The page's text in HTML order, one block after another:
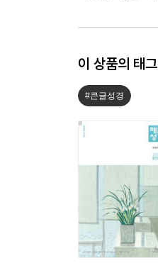
이 상품의 태그
#큰글성경